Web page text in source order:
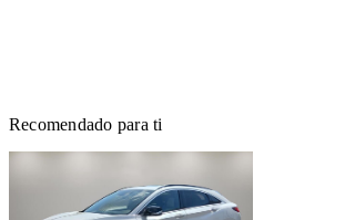
Recomendado para ti